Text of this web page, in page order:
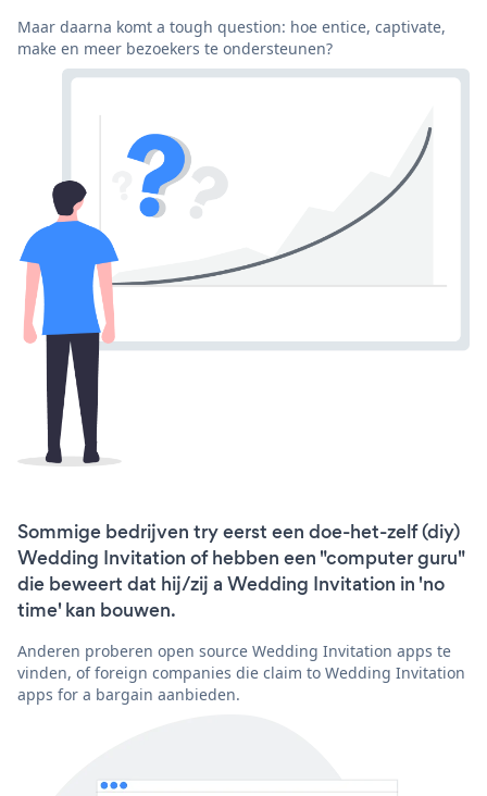
Maar daarna komt a tough question: hoe entice, captivate,
make en meer bezoekers te ondersteunen?
Sommige bedrijven try eerst een doe-het-zelf (diy)
Wedding Invitation of hebben een "computer guru"
die beweert dat hij/zij a Wedding Invitation in 'no
time' kan bouwen.
Anderen proberen open source Wedding Invitation apps te
vinden, of foreign companies die claim to Wedding Invitation
apps for a bargain aanbieden.